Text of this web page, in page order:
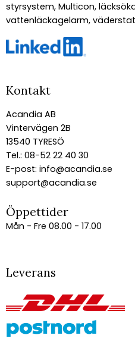
styrsystem, Multicon,
vattenläckagelarm,
Kontakt
Acandia AB
Vintervägen 2B
13540 TYRESÖ
Tel.: 08-52 22 40 30
E-post: info@acandia.se
support@acandia.se
Öppettider
Mån - Fre 08.00 - 17.00
Leverans